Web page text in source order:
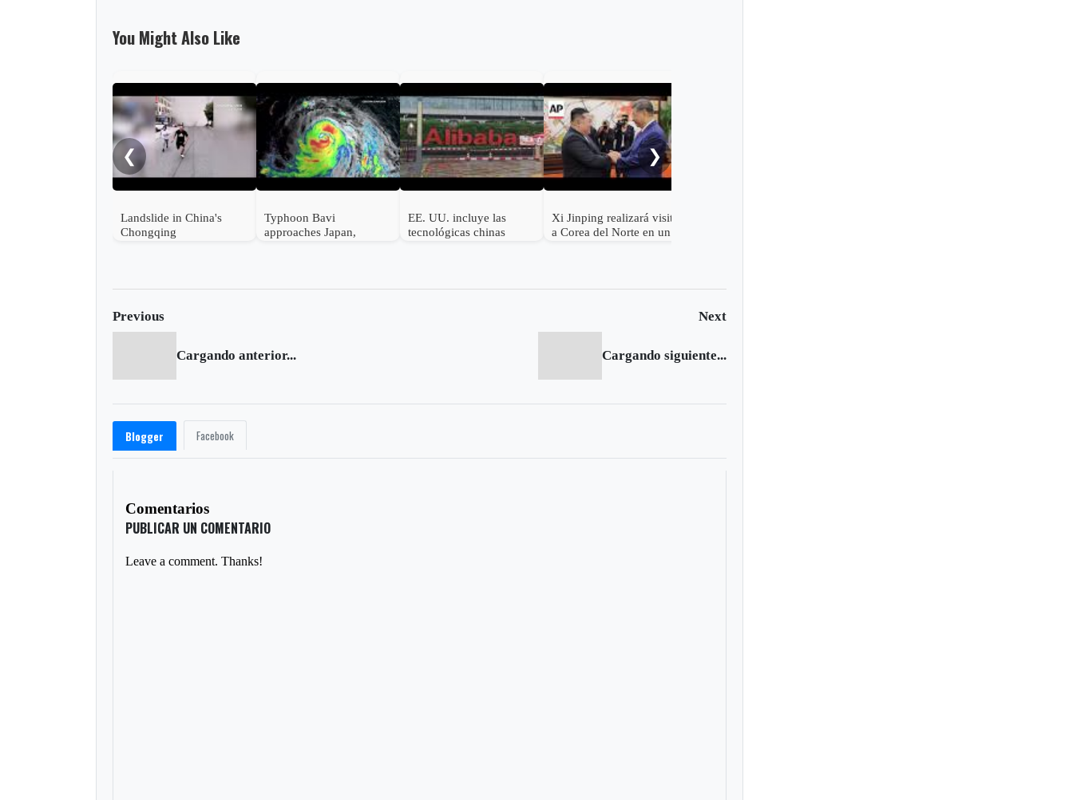
You Might Also Like
❮
Landslide in China's
Chongqing
Typhoon Bavi
approaches Japan,
EE. UU. incluye las
tecnológicas chinas
Xi Jinping realizará visita
a Corea del Norte en un
❯
Previous Next
Cargando anterior... Cargando siguiente...
Blogger Facebook
Comentarios
PUBLICAR UN COMENTARIO
Leave a comment. Thanks!